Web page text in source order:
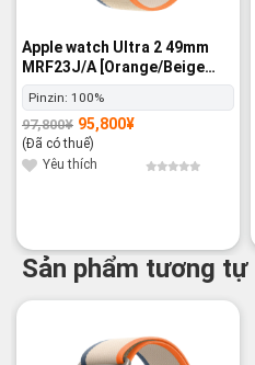
Apple watch Ultra 2 49mm
MRF23J/A [Orange/Beige
Trail Loop M/L] GPS+Cellular
- Nguyên hộp
Pinzin: 100%
97,800¥
Giá
gốc
là:
97,800¥.
95,800¥
Giá
hiện
tại
là:
95,800¥.
(Đã có thuế)
Yêu thích
Sản phẩm tương tự